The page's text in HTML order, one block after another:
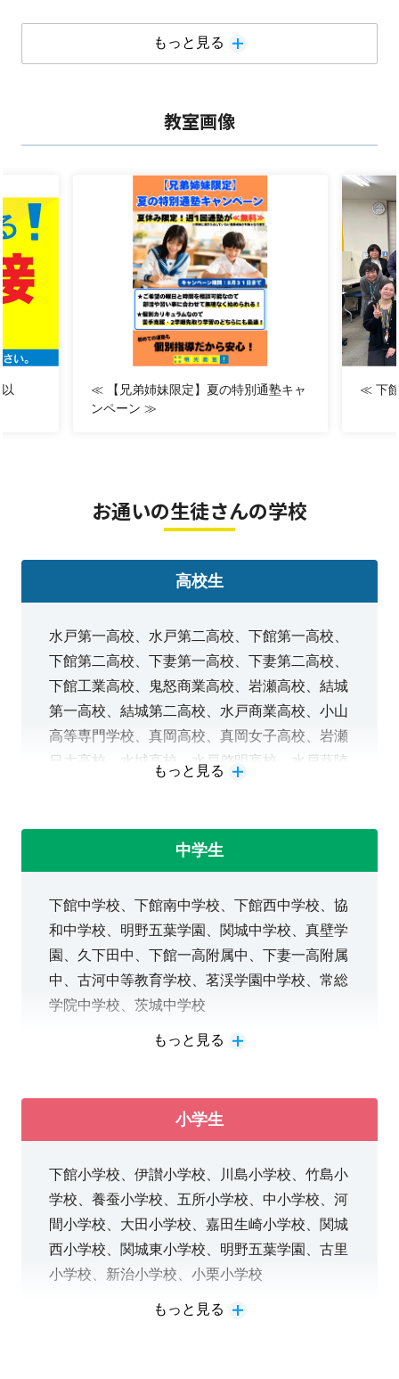
茨城県公立中学校入試
籍！！！！
★難関国公立大・私立大合格者！！ 多数輩
出！！！！
詳細は、下部を是非ご確認ください！！！！
直接教室までお電話ください
TEL：0296-25-6706
◀︎タップで発信し
お電話よりお問い合わせいただくと
こちらからのお問い合わせがお得です！
□■━━━━━━━━━━━━━━■□
↑タップしてみてください（動画）
近隣他塾とは違う！ここが強み！！
教室長と講師全員がお子さまの考えを否定せず、お子さ
んの気持ちを第一に考え、気づき、指導します。
明光義塾下館教室 の ここが凄
い！！！！
◎お子さまに合わせた志望校を正確な判定と豊富
な受験情報で合格まで導きます！！
※今年度高校入試第一志望校合格率９７％を達成！！
◎大学受験に特化した専任講師が多数在籍し合格
もっと見る
教室画像
≪ 【兄弟姉妹限定】夏の特別通塾キャ
ンペーン ≫
≪ 下
お通いの生徒さんの学校
高校生
水戸第一高校、水戸第二高校、下館第一高校、
下館第二高校、下妻第一高校、下妻第二高校、
下館工業高校、鬼怒商業高校、岩瀬高校、結城
第一高校、結城第二高校、水戸商業高校、小山
高等専門学校、真岡高校、真岡女子高校、岩瀬
日大高校、水城高校、水戸啓明高校、水戸葵陵
ひとり一人の夢実現に向けて、【効果的な指
導】と【確かな進路相談】で
第一志望へ合格することが可能です。高等部も
個別専門に対応し、それぞれの進路に向けた対
応が可能です。
もっと見る
中学生
下館中学校、下館南中学校、下館西中学校、協
和中学校、明野五葉学園、関城中学校、真壁学
園、久下田中、下館一高附属中、下妻一高附属
中、古河中等教育学校、茗渓学園中学校、常総
学院中学校、茨城中学校
不安、モチベーションを上げたいなどさまざま
もっと見る
小学生
下館小学校、伊讃小学校、川島小学校、竹島小
学校、養蚕小学校、五所小学校、中小学校、河
間小学校、大田小学校、嘉田生崎小学校、関城
西小学校、関城東小学校、明野五葉学園、古里
小学校、新治小学校、小栗小学校
もっと見る